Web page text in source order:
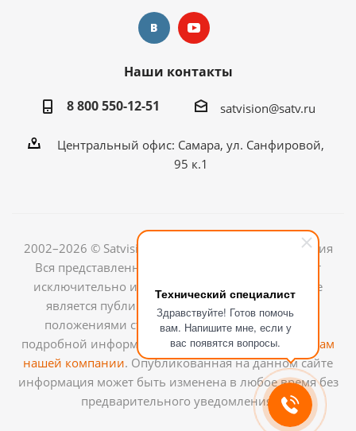
Технический специалист
Здравствуйте! Готов помочь
вам. Напишите мне, если у
вас появятся вопросы.
Наши контакты
8 800 550-12-51
satvision@satv.ru
Центральный офис: Самара, ул. Санфировой,
95 к.1
2002–2026 © Satvision — системы видеонаблюдения
Вся представленная на сайте информация носит
исключительно информационный характер и не
является публичной офертой, определяемой
положениями ст.437 (2) ГК РФ. Для получения
подробной информации обращайтесь кменеджерам
нашей компании. Опубликованная на данном сайте
информация может быть изменена в любое время без
предварительного уведомления.